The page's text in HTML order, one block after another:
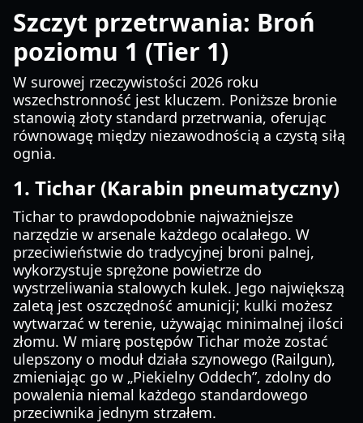
Szczyt przetrwania: Broń
poziomu 1 (Tier 1)
W surowej rzeczywistości 2026 roku
wszechstronność jest kluczem. Poniższe bronie
stanowią złoty standard przetrwania, oferując
równowagę między niezawodnością a czystą siłą
ognia.
1. Tichar (Karabin pneumatyczny)
Tichar to prawdopodobnie najważniejsze
narzędzie w arsenale każdego ocalałego. W
przeciwieństwie do tradycyjnej broni palnej,
wykorzystuje sprężone powietrze do
wystrzeliwania stalowych kulek. Jego największą
zaletą jest oszczędność amunicji; kulki możesz
wytwarzać w terenie, używając minimalnej ilości
złomu. W miarę postępów Tichar może zostać
ulepszony o moduł działa szynowego (Railgun),
zmieniając go w „Piekielny Oddech”, zdolny do
powalenia niemal każdego standardowego
przeciwnika jednym strzałem.